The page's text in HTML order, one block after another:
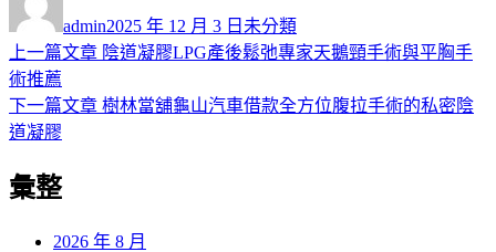
者
admin佈
日
2025 年 12 月 3 日 類
未分類
文
章
導
覽
上一篇文章 上
篇
陰道凝膠LPG產後鬆弛專家天鵝頸手術與平胸手
術推薦
下一篇文章 下
樹林當舖龜山汽車借款全方位腹拉手術的私密陰
道凝膠
彙整
2026 年 8 月